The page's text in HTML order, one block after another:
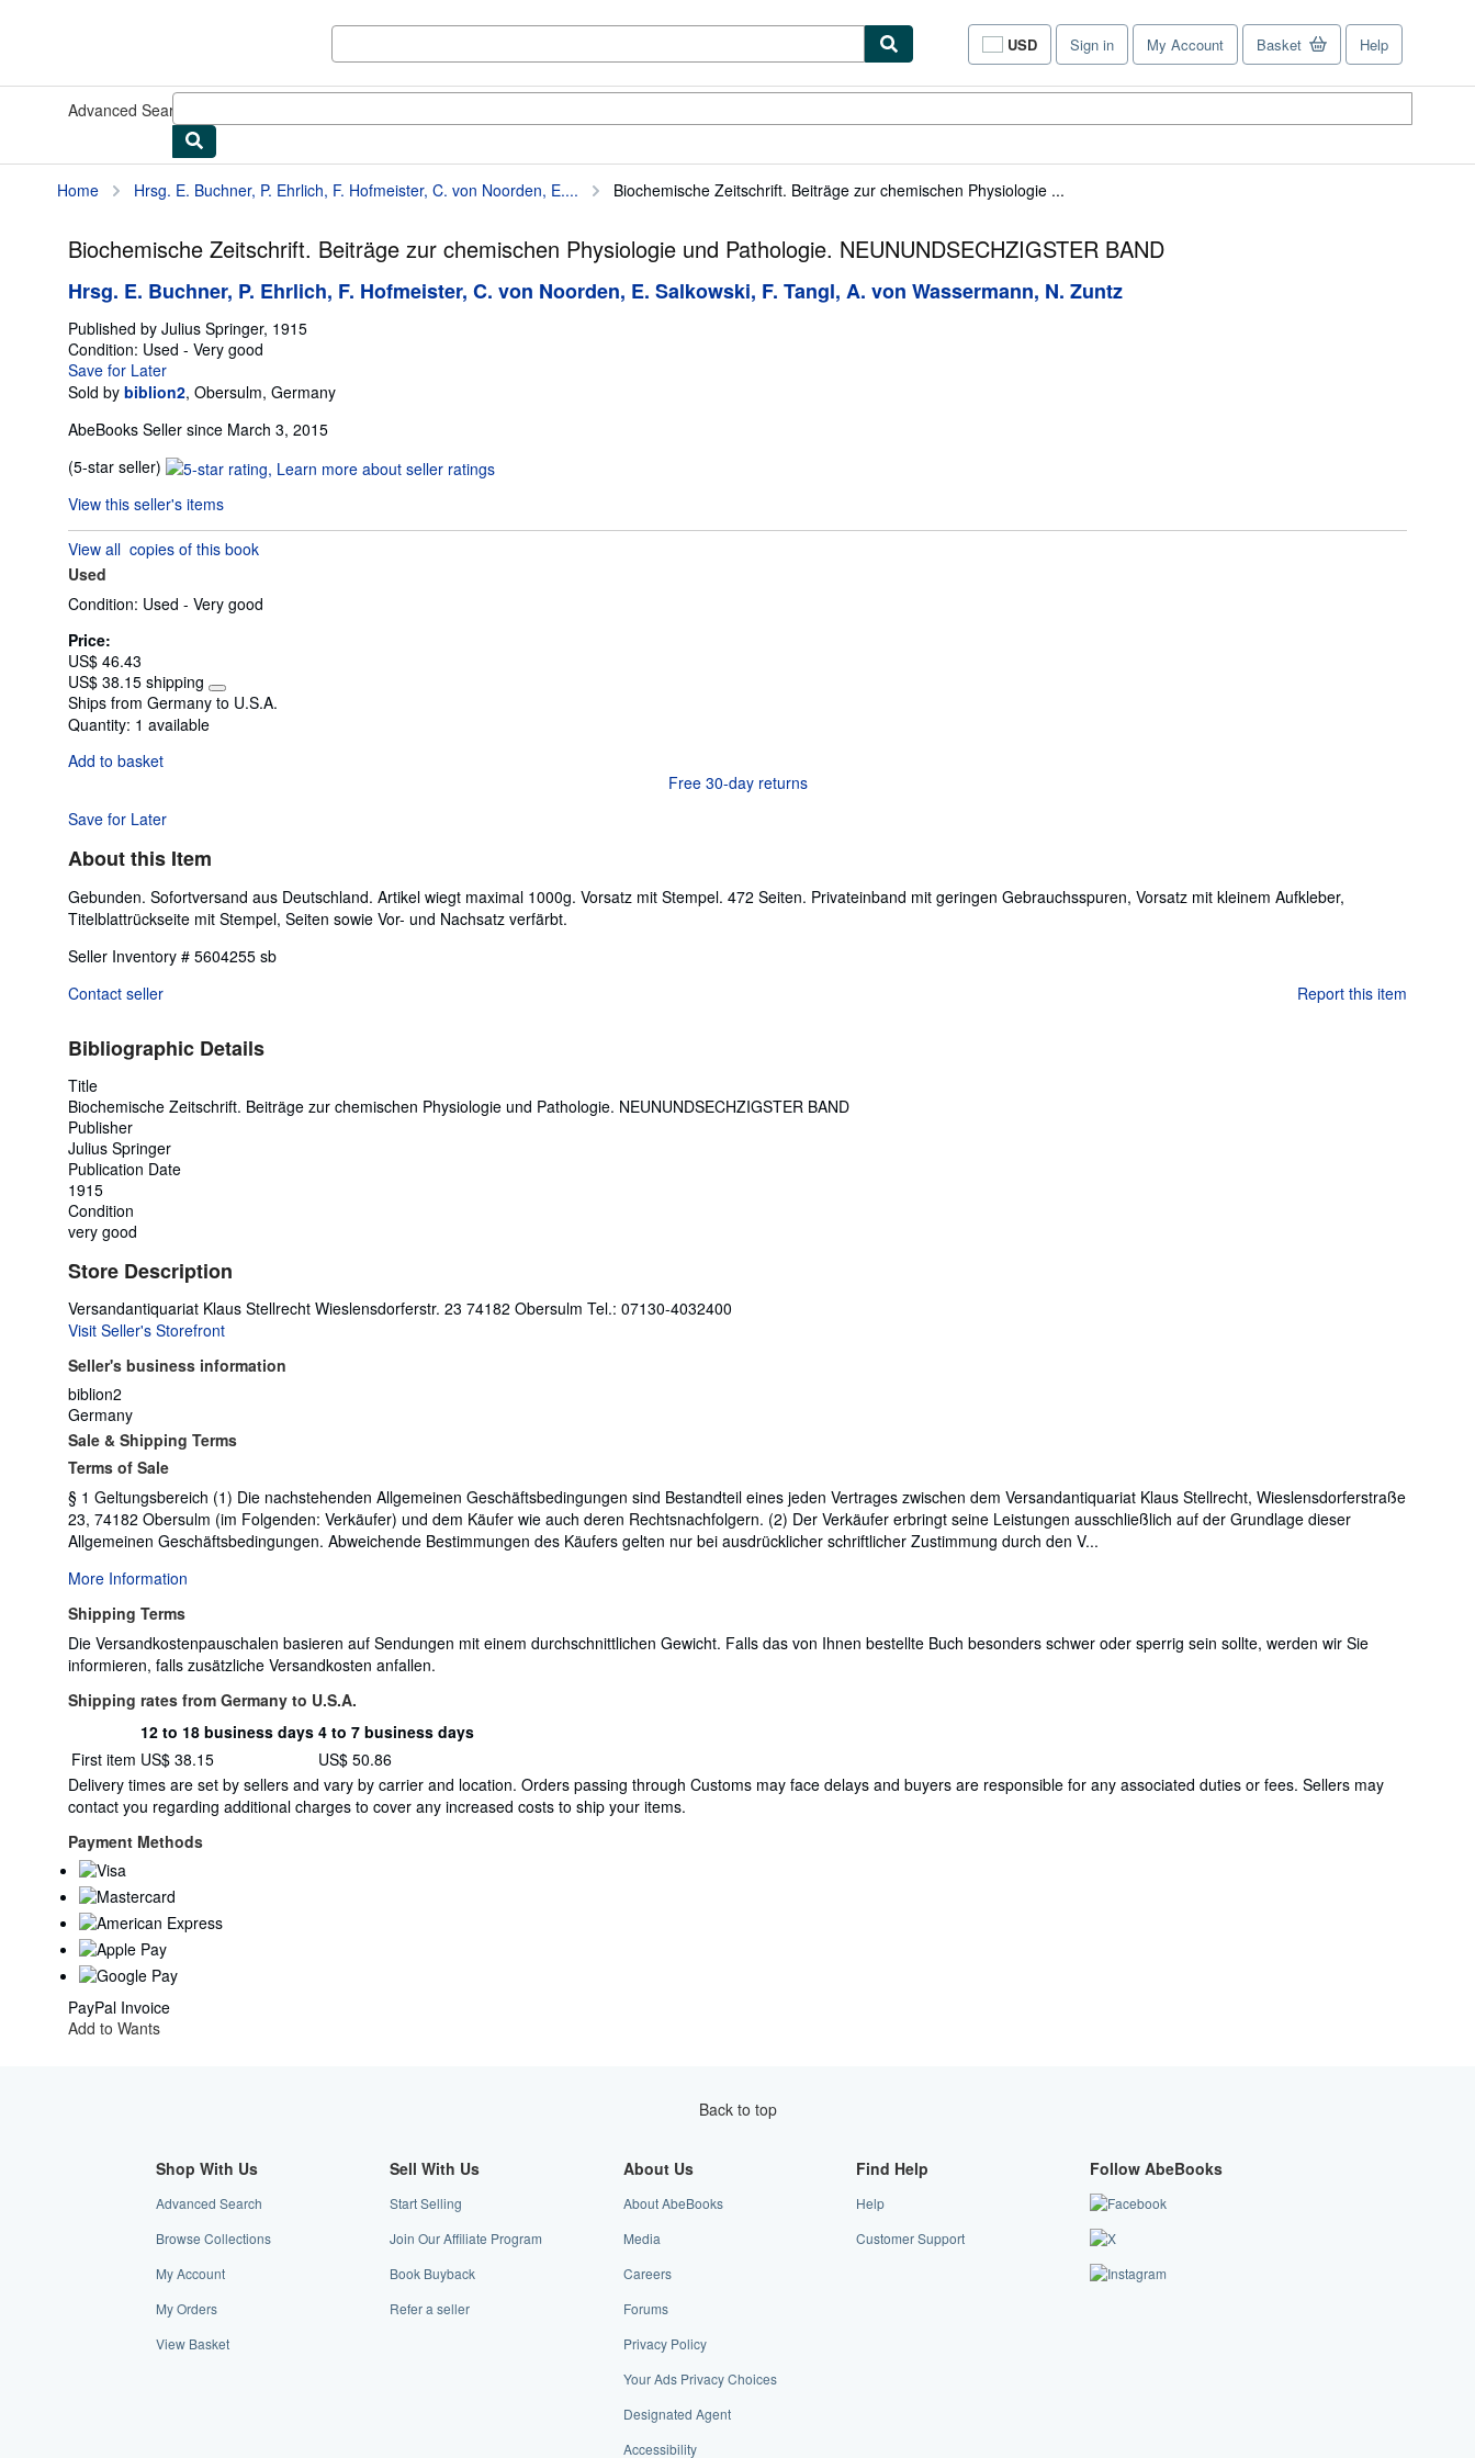
USD
Site
shopping
Sign in My Account Basket Help
Advanced Search
Home Hrsg. E. Buchner, P. Ehrlich, F. Hofmeister, C. von Noorden, E.... Biochemische Zeitschrift. Beiträge zur chemischen Physiologie ...
Biochemische Zeitschrift. Beiträge zur chemischen Physiologie und Pathologie. NEUNUNDSECHZIGSTER BAND
Hrsg. E. Buchner, P. Ehrlich, F. Hofmeister, C. von Noorden, E. Salkowski, F. Tangl, A. von Wassermann, N. Zuntz
Published by Julius Springer, 1915
Condition: Used - Very good
Save for Later
Sold by biblion2, Obersulm, Germany
AbeBooks Seller since March 3, 2015
(5-star seller) Seller
5
out
of
stars
View this seller's items
View all copies of this book
Used
Condition: Used - Very good
Price:
US$ 46.43
US$ 38.15 shipping
Learn
more
Ships from Germany to U.S.A.
Quantity: 1 available
Add to basket
Free 30-day returns
Save for Later
About this Item
Gebunden. Sofortversand aus Deutschland. Artikel wiegt maximal 1000g. Vorsatz mit Stempel. 472 Seiten. Privateinband mit geringen Gebrauchsspuren, Vorsatz mit kleinem Aufkleber,
Titelblattrückseite mit Stempel, Seiten sowie Vor- und Nachsatz verfärbt.
Seller Inventory # 5604255 sb
Contact seller
Report this item
Bibliographic Details
Title
Biochemische Zeitschrift. Beiträge zur chemischen Physiologie und Pathologie. NEUNUNDSECHZIGSTER BAND
Publisher
Julius Springer
Publication Date
1915
Condition
very good
Store Description
Versandantiquariat Klaus Stellrecht Wieslensdorferstr. 23 74182 Obersulm Tel.: 07130-4032400
Visit Seller's Storefront
Seller's business information
biblion2
Germany
Sale & Shipping Terms
Terms of Sale
§ 1 Geltungsbereich (1) Die nachstehenden Allgemeinen Geschäftsbedingungen sind Bestandteil eines jeden Vertrages zwischen dem Versandantiquariat Klaus Stellrecht, Wieslensdorferstraße
23, 74182 Obersulm (im Folgenden: Verkäufer) und dem Käufer wie auch deren Rechtsnachfolgern. (2) Der Verkäufer erbringt seine Leistungen ausschließlich auf der Grundlage dieser
Allgemeinen Geschäftsbedingungen. Abweichende Bestimmungen des Käufers gelten nur bei ausdrücklicher schriftlicher Zustimmung durch den V...
More Information
Shipping Terms
Die Versandkostenpauschalen basieren auf Sendungen mit einem durchschnittlichen Gewicht. Falls das von Ihnen bestellte Buch besonders schwer oder sperrig sein sollte, werden wir Sie
informieren, falls zusätzliche Versandkosten anfallen.
Shipping rates from Germany to U.S.A.
Shipping
rates
from
Germany
to
U.S.A.
Order
quantity
12 to 18 business days 4 to 7 business days
First item US$ 38.15
US$ 50.86
Delivery times are set by sellers and vary by carrier and location. Orders passing through Customs may face delays and buyers are responsible for any associated duties or fees. Sellers may
contact you regarding additional charges to cover any increased costs to ship your items.
Payment Methods
PayPal Invoice
Add to Wants
Back to top
Shop With Us
Advanced Search
Browse Collections
My Account
My Orders
View Basket
Sell With Us
Start Selling
Join Our Affiliate Program
Book Buyback
Refer a seller
About Us
About AbeBooks
Media
Careers
Forums
Privacy Policy
Your Ads Privacy Choices
Designated Agent
Accessibility
Find Help
Help
Customer Support
Follow AbeBooks